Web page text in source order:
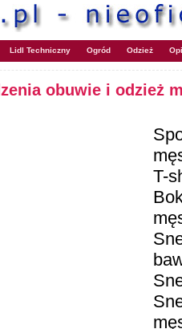
Lidl Techniczny Ogród Odzież
obuwie i odzież
T-